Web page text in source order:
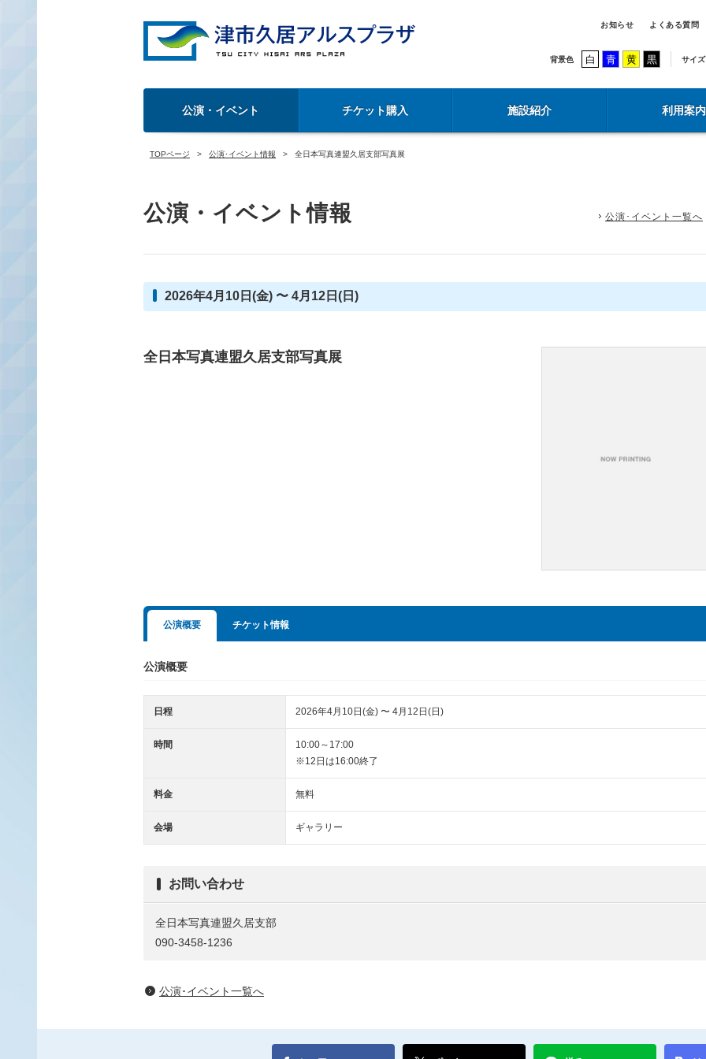
お知らせ よくある質問
背景色 白 青 黄 黒 サイズ
公演・イベント チケット購入 施設紹介 利用案内
TOPページ 公演･イベント情報 全日本写真連盟久居支部写真展
公演・イベント情報 公演･イベント一覧へ
2026年4月10日(金) 〜 4月12日(日)
全日本写真連盟久居支部写真展
公演概要 チケット情報
公演概要
日程 2026年4月10日(金) 〜 4月12日(日)
時間
10:00～17:00
※12日は16:00終了
料金 無料
会場 ギャラリー
お問い合わせ
全日本写真連盟久居支部
090-3458-1236
公演･イベント一覧へ